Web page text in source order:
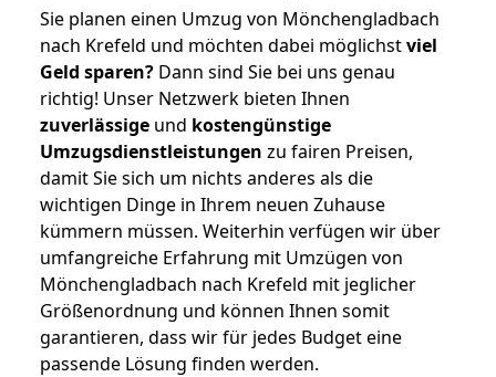
Sie planen einen Umzug von Mönchengladbach
nach Krefeld und möchten dabei möglichstviel
Geld sparen? Dann sind Sie bei uns genau
richtig! Unser Netzwerk bieten Ihnen
zuverlässige und kostengünstige
Umzugsdienstleistungen zu fairen Preisen,
damit Sie sich um nichts anderes als die
wichtigen Dinge in Ihrem neuen Zuhause
kümmern müssen. Weiterhin verfügen wir über
umfangreiche Erfahrung mit Umzügen von
Mönchengladbach nach Krefeld mit jeglicher
Größenordnung und können Ihnen somit
garantieren, dass wir für jedes Budget eine
passende Lösung finden werden.